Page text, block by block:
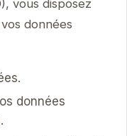
vous disposez
données
données